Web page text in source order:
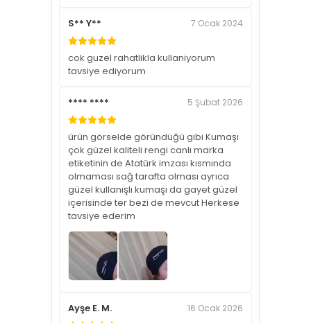
S** Y** 7 Ocak 2024
cok guzel rahatlikla kullaniyorum
tavsiye ediyorum
**** **** 5 Şubat 2026
ürün görselde göründüğü gibi Kumaşı
çok güzel kaliteli rengi canlı marka
etiketinin de Atatürk imzası kısmında
olmaması sağ tarafta olması ayrıca
güzel kullanışlı kumaşı da gayet güzel
içerisinde ter bezi de mevcut Herkese
tavsiye ederim
Ayşe E. M. 16 Ocak 2026